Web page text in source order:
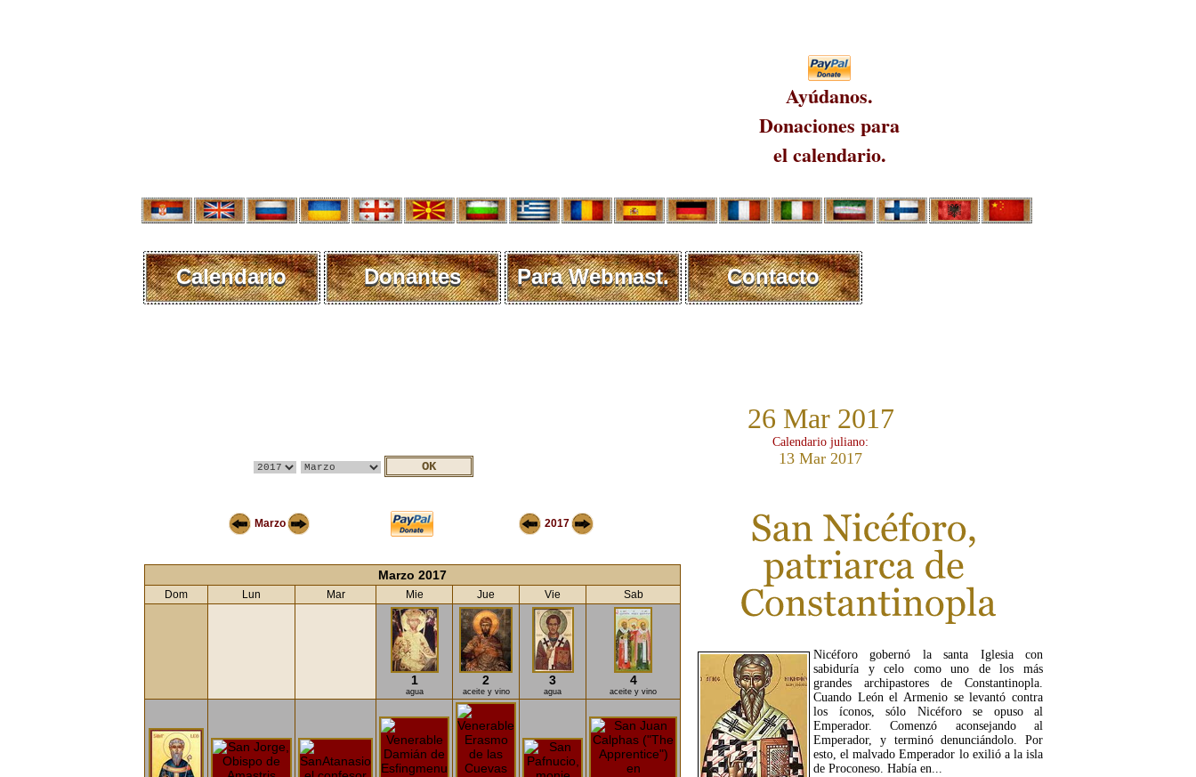
Ayúdanos.
Donaciones para
el calendario.
Calendario Donantes Para Webmast. Contacto
26 Mar 2017
Calendario juliano:
13 Mar 2017
Marzo 2017
Nicéforo gobernó la santa Iglesia con
sabiduría y celo como uno de los más
grandes archipastores de Constantinopla.
Cuando León el Armenio se levantó contra
los íconos, sólo Nicéforo se opuso al
Emperador. Comenzó aconsejando al
Emperador, y terminó denunciándolo. Por
esto, el malvado Emperador lo exilió a la isla
de Proconeso. Había en...
Marzo 2017
Dom Lun Mar Mie Jue Vie Sab
1
agua
2
aceite y vino
3
agua
4
aceite y vino